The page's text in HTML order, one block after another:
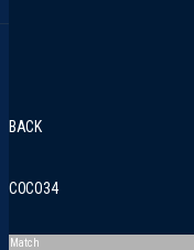
BACK
COCO34
Match